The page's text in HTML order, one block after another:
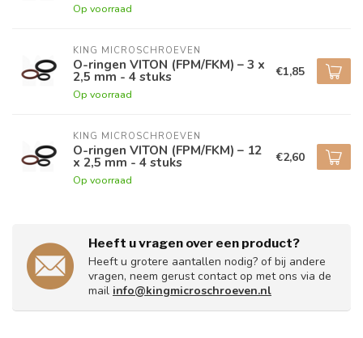
Op voorraad
KING MICROSCHROEVEN
O-ringen VITON (FPM/FKM) – 3 x
2,5 mm - 4 stuks
Op voorraad
€1,85
KING MICROSCHROEVEN
O-ringen VITON (FPM/FKM) – 12
x 2,5 mm - 4 stuks
Op voorraad
€2,60
Heeft u vragen over een product?
Heeft u grotere aantallen nodig? of bij andere
vragen, neem gerust contact op met ons via de
mail info@kingmicroschroeven.nl